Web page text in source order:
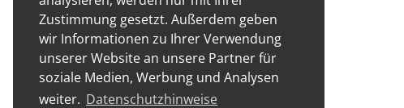
Zustimmung gesetzt. Außerdem geben
wir Informationen zu Ihrer Verwendung
unserer Website an unsere Partner für
soziale Medien, Werbung und Analysen
weiter. Datenschutzhinweise